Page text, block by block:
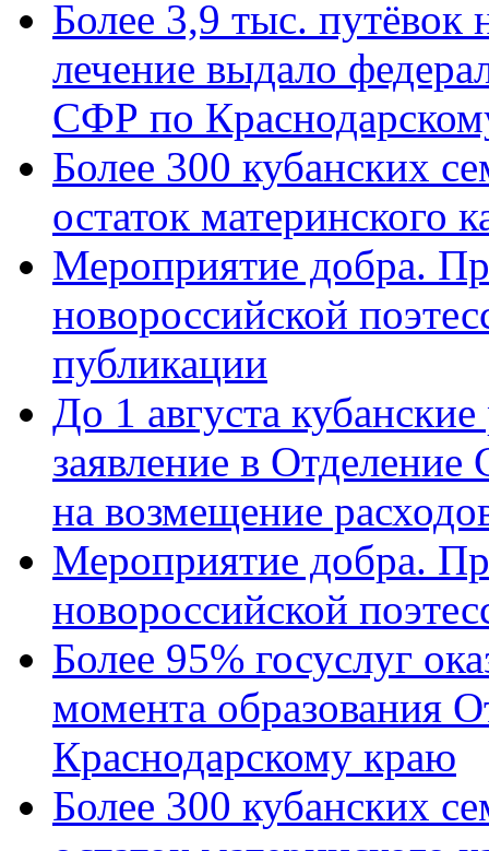
Более 3,9 тыс. путёвок
лечение выдало
СФР по
Более 300 кубанских
остаток материнского
Мероприятие добра.
новороссийской
публикации
До 1 августа
заявление в
на возмещение
Мероприятие добра.
новороссийской
Более 95% госуслуг
момента образования
Краснодарскому краю
Более 300 кубанских